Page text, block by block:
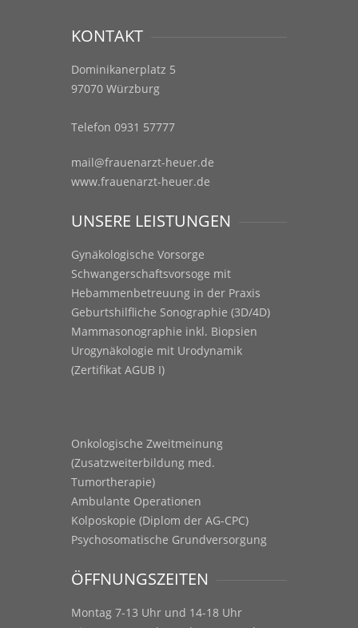
KONTAKT
Dominikanerplatz 5
97070 Würzburg
Telefon 0931 57777
mail@frauenarzt-heuer.de
www.frauenarzt-heuer.de
UNSERE LEISTUNGEN
Gynäkologische Vorsorge
Schwangerschaftsvorsoge mit
Hebammenbetreuung in der Praxis
Geburtshilfliche Sonographie (3D/4D)
Mammasonographie inkl. Biopsien
Urogynäkologie mit Urodynamik
(Zertifikat AGUB I)
Onkologische Zweitmeinung
(Zusatzweiterbildung med.
Tumortherapie)
Ambulante Operationen
Kolposkopie (Diplom der AG-CPC)
Psychosomatische Grundversorgung
ÖFFNUNGSZEITEN
Montag 7-13 Uhr und 14-18 Uhr